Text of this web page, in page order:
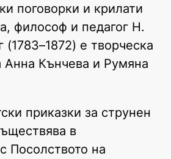
поговорки и крилати
философ и педагог Н.
е творческа
Анна Кънчева и Румяна
приказки за струнен
в
Посолството на